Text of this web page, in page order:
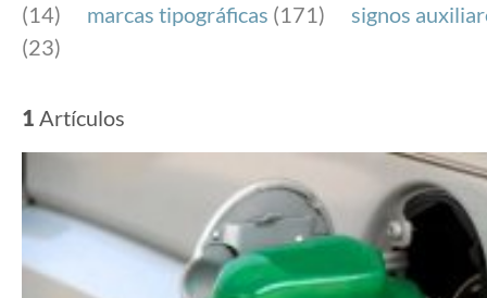
(14)
marcas tipográficas (171)
signos
(23)
1 Artículos